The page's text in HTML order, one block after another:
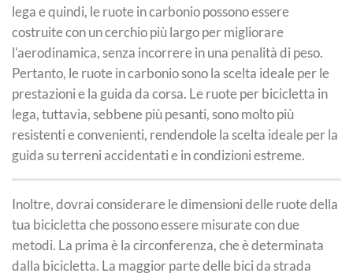
lega e quindi, le ruote in carbonio possono essere
costruite con un cerchio più largo per migliorare
l'aerodinamica, senza incorrere in una penalità di peso.
Pertanto, le ruote in carbonio sono la scelta ideale per le
prestazioni e la guida da corsa. Le ruote per bicicletta in
lega, tuttavia, sebbene più pesanti, sono molto più
resistenti e convenienti, rendendole la scelta ideale per la
guida su terreni accidentati e in condizioni estreme.
Inoltre, dovrai considerare le dimensioni delle ruote della
tua bicicletta che possono essere misurate con due
metodi. La prima è la circonferenza, che è determinata
dalla bicicletta. La maggior parte delle bici da strada